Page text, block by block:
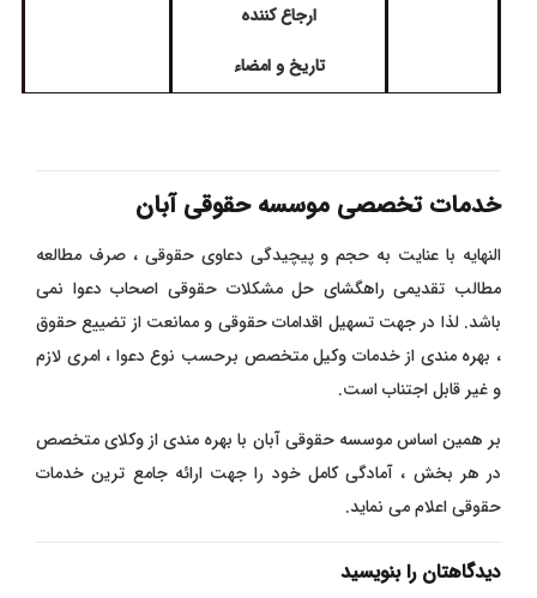
ارجاع کننده
تاریخ و امضاء
خدمات تخصصی موسسه حقوقی آبان
النهایه با عنایت به حجم و پیچیدگی دعاوی حقوقی ، صرف مطالعه
مطالب تقدیمی راهگشای حل مشکلات حقوقی اصحاب دعوا نمی
باشد. لذا در جهت تسهیل اقدامات حقوقی و ممانعت از تضییع حقوق
، بهره مندی از خدمات وکیل متخصص برحسب نوع دعوا ، امری لازم
و غیر قابل اجتناب است.
بر همین اساس موسسه حقوقی آبان با بهره مندی از وکلای متخصص
در هر بخش ، آمادگی کامل خود را جهت ارائه جامع ترین خدمات
حقوقی اعلام می نماید.
دیدگاهتان را بنویسید